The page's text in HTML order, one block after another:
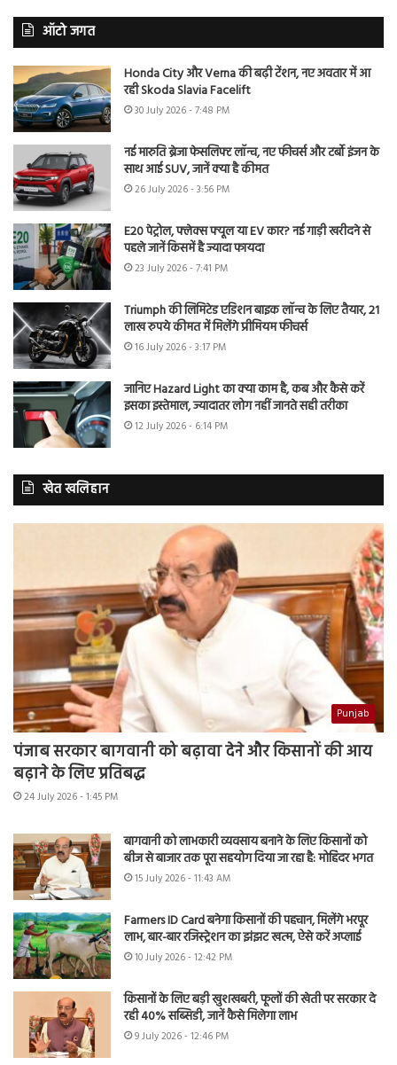
ऑटो जगत
Honda City और Verna की बढ़ी टेंशन, नए अवतार में आ
रही Skoda Slavia Facelift
30 July 2026 - 7:48 PM
नई मारुति ब्रेजा फेसलिफ्ट लॉन्च, नए फीचर्स और टर्बो इंजन के
साथ आई SUV, जानें क्या है कीमत
26 July 2026 - 3:56 PM
E20 पेट्रोल, फ्लेक्स फ्यूल या EV कार? नई गाड़ी खरीदने से
पहले जानें किसमें है ज्यादा फायदा
23 July 2026 - 7:41 PM
Triumph की लिमिटेड एडिशन बाइक लॉन्च के लिए तैयार, 21
लाख रुपये कीमत में मिलेंगे प्रीमियम फीचर्स
16 July 2026 - 3:17 PM
जानिए Hazard Light का क्या काम है, कब और कैसे करें
इसका इस्तेमाल, ज्यादातर लोग नहीं जानते सही तरीका
12 July 2026 - 6:14 PM
खेत खलिहान
Punjab
पंजाब सरकार बागवानी को बढ़ावा देने और किसानों की आय
बढ़ाने के लिए प्रतिबद्ध
24 July 2026 - 1:45 PM
बागवानी को लाभकारी व्यवसाय बनाने के लिए किसानों को
बीज से बाजार तक पूरा सहयोग दिया जा रहा है: मोहिंदर भगत
15 July 2026 - 11:43 AM
Farmers ID Card बनेगा किसानों की पहचान, मिलेंगे भरपूर
लाभ, बार-बार रजिस्ट्रेशन का झंझट खत्म, ऐसे करें अप्लाई
10 July 2026 - 12:42 PM
किसानों के लिए बड़ी खुशखबरी, फूलों की खेती पर सरकार दे
रही 40% सब्सिडी, जानें कैसे मिलेगा लाभ
9 July 2026 - 12:46 PM